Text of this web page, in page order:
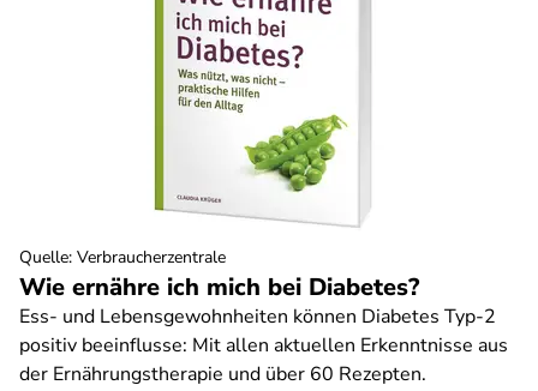
Wie ernähre ich mich bei Diabetes?
Ess- und Lebensgewohnheiten können Diabetes Typ-2
positiv beeinflusse: Mit allen aktuellen Erkenntnisse aus
der Ernährungstherapie und über 60 Rezepten.
Quelle: Verbraucherzentrale